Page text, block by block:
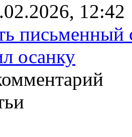
12:42
письменный
осанку